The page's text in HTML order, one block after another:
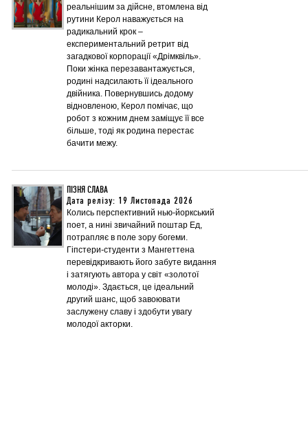
реальнішим за дійсне, втомлена від
рутини Керол наважується на
радикальний крок –
експериментальний ретрит від
загадкової корпорації «Дрімквіль».
Поки жінка перезавантажується,
родині надсилають її ідеального
двійника. Повернувшись додому
відновленою, Керол помічає, що
робот з кожним днем заміщує її все
більше, тоді як родина перестає
бачити межу.
ПІЗНЯ СЛАВА
Дата релізу: 19 Листопада 2026
Колись перспективний нью-йоркський
поет, а нині звичайний поштар Ед,
потрапляє в поле зору богеми.
Гіпстери-студенти з Мангеттена
перевідкривають його забуте видання
і затягують автора у світ «золотої
молоді». Здається, це ідеальний
другий шанс, щоб завоювати
заслужену славу і здобути увагу
молодої акторки.